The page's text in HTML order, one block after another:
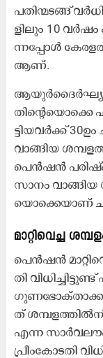
പ​തി​ന്മ​ട​ങ്ങ്
ളി​ലും 10
ന്ന​പ്പോ​ൾ
ആ​ണ്.
ആ​യു​ർ​ദൈ​ർ​ഘ്യം
തി​ന്റെ​യൊ​ക്കെ
ട്ടി​യ​വ​ർ​ക്ക്
വാ​ങ്ങി​യ
പെ​ൻ​ഷ​ൻ
സാ​നം വാ​ങ്ങി​യ
യൊ​ക്കെ​യാ​ണ്
മാ​റ്റി​വെ​ച്ച
പെ​ൻ​ഷ​ൻ
തി
ത്
എ​ന്ന
പ്രീം​കോ​ട​തി